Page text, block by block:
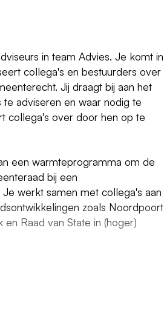
in team Advies. Je komt in
collega's en bestuurders over
Jij draagt bij aan het
adviseren en waar nodig te
collega's over door hen op te
een warmteprogramma om de
bij een
werkt samen met collega's aan
zoals Noordpoort
Raad van State in (hoger)